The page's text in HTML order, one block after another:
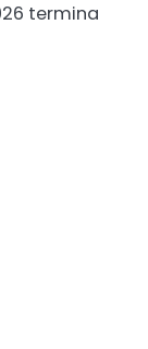
termina